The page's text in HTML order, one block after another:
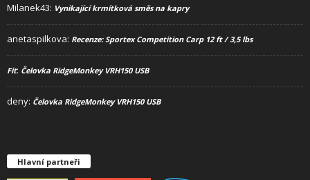
Milanek43: Vynikající krmítková směs na kapry
anetaspilkova: Recenze: Sportex Competition Carp 12 ft / 3,5 lbs
Fit: Čelovka RidgeMonkey VRH150 USB
deny: Čelovka RidgeMonkey VRH150 USB
Hlavní partneři